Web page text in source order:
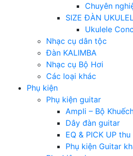
Chuyên
SIZE ĐÀN
Ukulele
Nhạc cụ dân tộc
Đàn KALIMBA
Nhạc cụ Bộ Hơi
Các loại khác
Phụ kiện
Phụ kiện guitar
Ampli – Bộ
Dây đàn guitar
EQ & PICK UP thu
Phụ kiện Guitar